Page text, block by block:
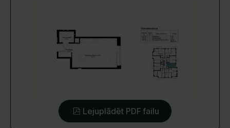
Lejuplādēt PDF failu